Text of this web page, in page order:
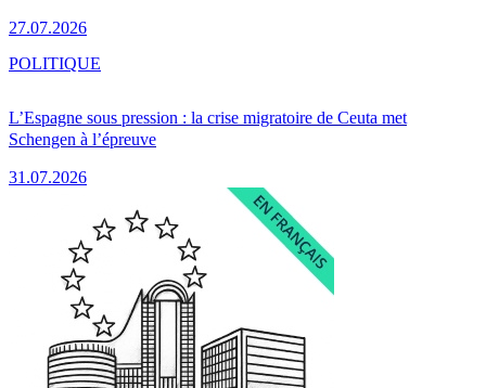
27.07.2026
L’Espagne sous pression : la crise migratoire de Ceuta met
Schengen à l’épreuve
31.07.2026
POLITIQUE